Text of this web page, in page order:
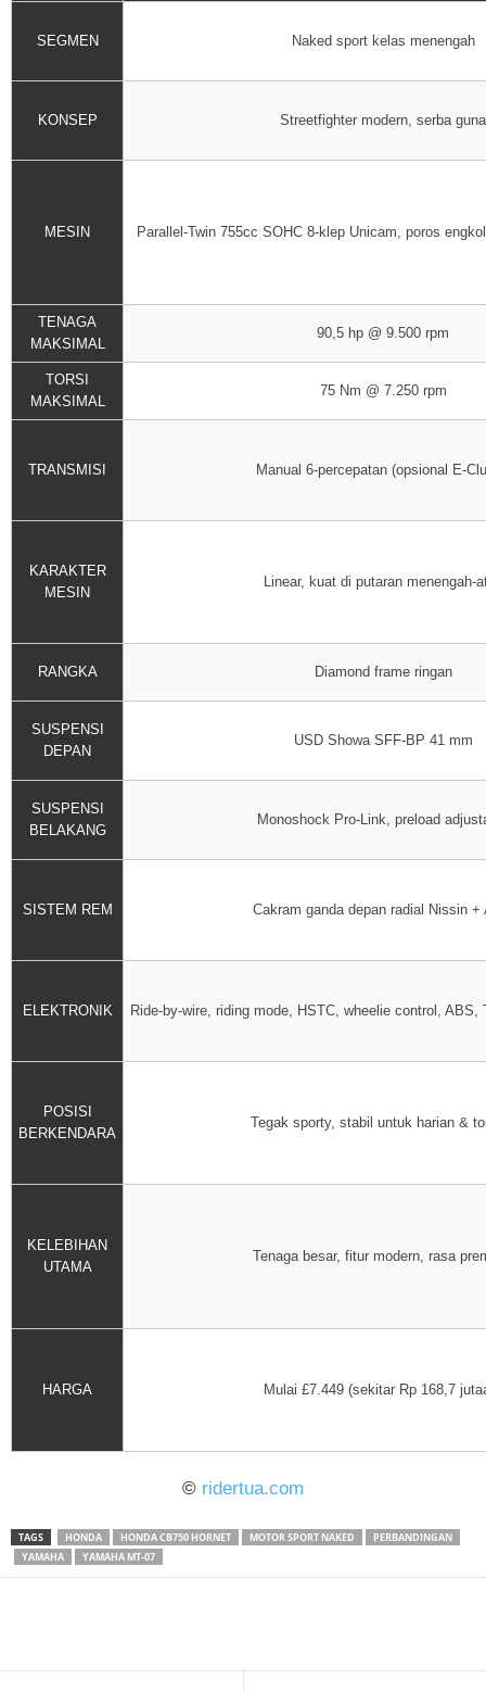
SEGMEN Naked sport kelas menengah
KONSEP Streetfighter modern, serba guna
MESIN Parallel-Twin 755cc SOHC 8-klep Unicam, poros
TENAGA
MAKSIMAL
90,5 hp @ 9.500 rpm
TORSI
MAKSIMAL
75 Nm @ 7.250 rpm
TRANSMISI Manual 6-percepatan (opsional E-
KARAKTER
MESIN
Linear, kuat di putaran menengah-
RANGKA Diamond frame ringan
SUSPENSI
DEPAN
USD Showa SFF-BP 41 mm
SUSPENSI
BELAKANG
Monoshock Pro-Link, preload
SISTEM REM Cakram ganda depan radial Nissin +
ELEKTRONIK Ride-by-wire, riding mode, HSTC, wheelie control, ABS,
POSISI
BERKENDARA
Tegak sporty, stabil untuk harian &
KELEBIHAN
UTAMA
Tenaga besar, fitur modern, rasa
HARGA Mulai £7.449 (sekitar Rp 168,7
© ridertua.com
TAGS HONDA HONDA CB750 HORNET MOTOR SPORT NAKED
PERBANDINGAN
YAMAHA
YAMAHA MT-07